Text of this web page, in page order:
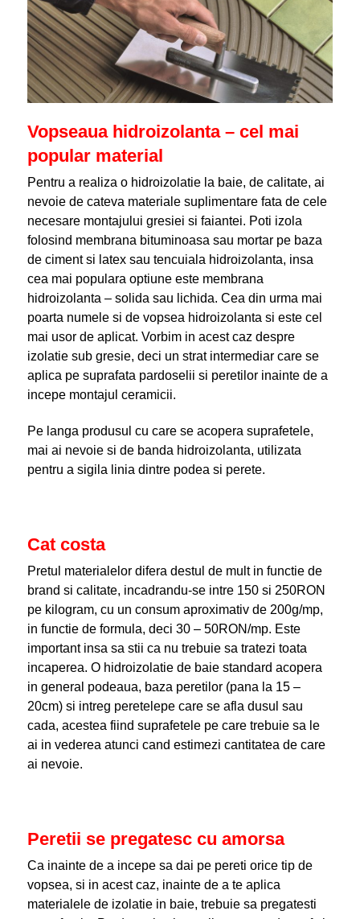
Vopseaua hidroizolanta – cel mai
popular material
Pentru a realiza o hidroizolatie la baie, de calitate, ai
nevoie de cateva materiale suplimentare fata de cele
necesare montajului gresiei si faiantei. Poti izola
folosind membrana bituminoasa sau mortar pe baza
de ciment si latex sau tencuiala hidroizolanta, insa
cea mai populara optiune este membrana
hidroizolanta – solida sau lichida. Cea din urma mai
poarta numele si de vopsea hidroizolanta si este cel
mai usor de aplicat. Vorbim in acest caz despre
izolatie sub gresie, deci un strat intermediar care se
aplica pe suprafata pardoselii si peretilor inainte de a
incepe montajul ceramicii.
Pe langa produsul cu care se acopera suprafetele,
mai ai nevoie si de banda hidroizolanta, utilizata
pentru a sigila linia dintre podea si perete.
Cat costa
Pretul materialelor difera destul de mult in functie de
brand si calitate, incadrandu-se intre 150 si 250RON
pe kilogram, cu un consum aproximativ de 200g/mp,
in functie de formula, deci 30 – 50RON/mp. Este
important insa sa stii ca nu trebuie sa tratezi toata
incaperea. O hidroizolatie de baie standard acopera
in general podeaua, baza peretilor (pana la 15 –
20cm) si intreg peretelepe care se afla dusul sau
cada, acestea fiind suprafetele pe care trebuie sa le
ai in vederea atunci cand estimezi cantitatea de care
ai nevoie.
Peretii se pregatesc cu amorsa
Ca inainte de a incepe sa dai pe pereti orice tip de
vopsea, si in acest caz, inainte de a te aplica
materialele de izolatie in baie, trebuie sa pregatesti